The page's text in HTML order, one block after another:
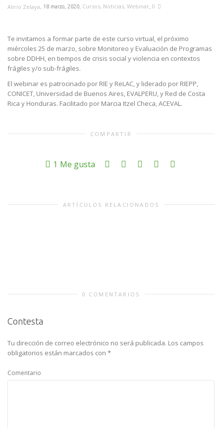
Alirio Zelaya, 18 marzo, 2020, Cursos, Noticias, Webinar, 0
Te invitamos a formar parte de este curso virtual, el próximo
miércoles 25 de marzo, sobre Monitoreo y Evaluación de Programas
sobre DDHH, en tiempos de crisis social y violencia en contextos
frágiles y/o sub-frágiles.
El webinar es patrocinado por RIE y ReLAC, y liderado por RIEPP,
CONICET, Universidad de Buenos Aires, EVALPERU, y Red de Costa
Rica y Honduras. Facilitado por Marcia Itzel Checa, ACEVAL.
COMPARTIR
1 Me gusta
ARTÍCULOS RELACIONADOS
0 COMENTARIOS
Contesta
Tu dirección de correo electrónico no será publicada. Los campos
obligatorios están marcados con *
Comentario